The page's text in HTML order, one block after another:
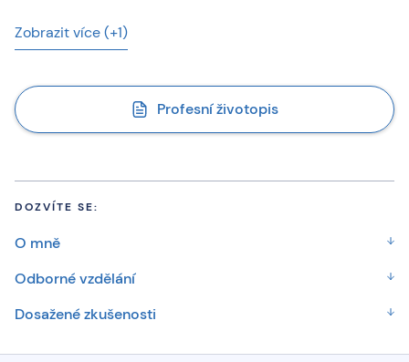
Zobrazit více (+1)
Profesní životopis
DOZVÍTE SE:
O mně
Odborné vzdělání
Dosažené zkušenosti